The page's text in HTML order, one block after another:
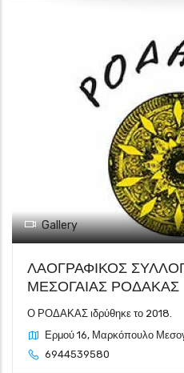
Gallery
ΛΑΟΓΡΑΦΙΚΟΣ
ΜΕΣΟΓΑΙΑΣ ΡΟΔΑΚΑΣ
Ο ΡΟΔΑΚΑΣ ιδρύθηκε το 2018.
Ερμού 16, Μαρκόπουλο
6944539580